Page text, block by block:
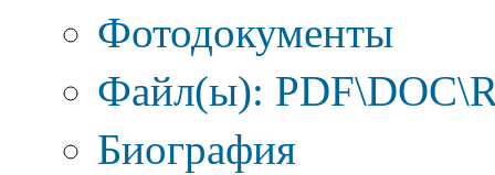
Фотодокументы
Файл(ы):
Биография